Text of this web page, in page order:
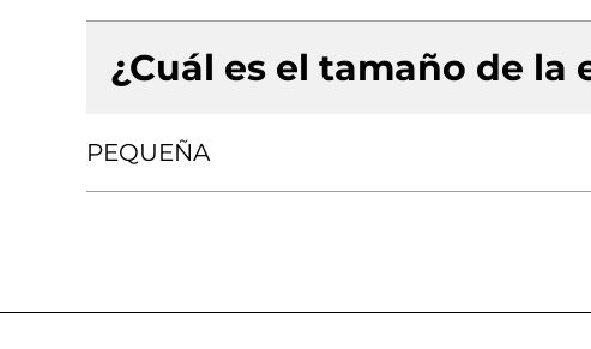
¿Cuál es el tamaño de la
PEQUEÑA